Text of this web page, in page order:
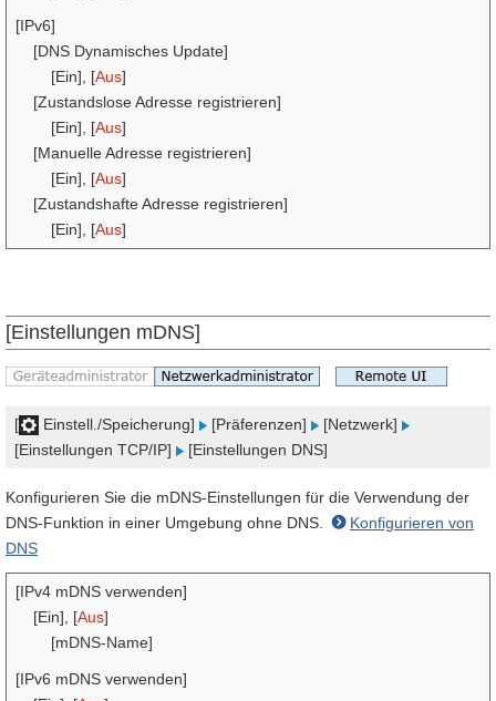
[IPv6]
[DNS Dynamisches Update]
[Ein], [Aus]
[Zustandslose Adresse registrieren]
[Ein], [Aus]
[Manuelle Adresse registrieren]
[Ein], [Aus]
[Zustandshafte Adresse registrieren]
[Ein], [Aus]
[Einstellungen mDNS]
[ Einstell./Speicherung] [Präferenzen]
[Netzwerk]
[Einstellungen TCP/IP]
[Einstellungen DNS]
Konfigurieren Sie die mDNS-Einstellungen für die Verwendung der
DNS-Funktion in einer Umgebung ohne DNS.
Konfigurieren von
DNS
[IPv4 mDNS verwenden]
[Ein], [Aus]
[mDNS-Name]
[IPv6 mDNS verwenden]